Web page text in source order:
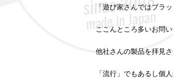
「遊び家さんではブラ
ここんところ多いお問
他社さんの製品を拝見
「流行」でもあるし個